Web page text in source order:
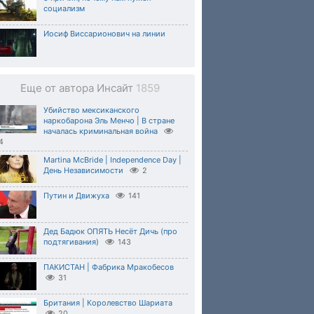
социализм
Иосиф Виссарионович на линии
Еще от автора Инсайт 1859
Убийство мексиканского
наркобарона Эль Менчо | В стране
началась криминальная война
Martina McBride | Independence Day |
День Независимости
2
Путин и Движуха 141
Дед Бадюк ОПЯТЬ Несёт Дичь (про
подтягивания)
143
ПАКИСТАН | Фабрика Мракобесов
31
Британия | Королевство Шариата